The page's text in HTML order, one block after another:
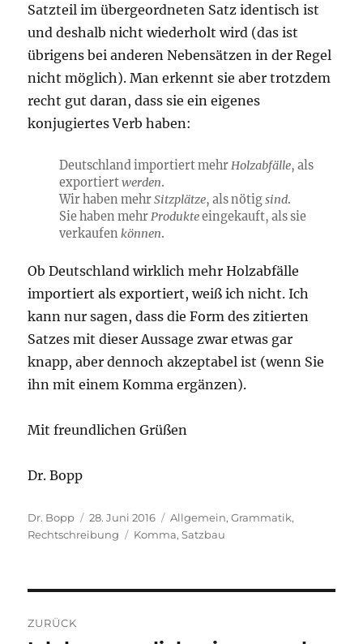
Satzteil im übergeordneten Satz identisch ist
und deshalb nicht wiederholt wird (das ist
übrigens bei anderen Nebensätzen in der Regel
nicht möglich). Man erkennt sie aber trotzdem
recht gut daran, dass sie ein eigenes
konjugiertes Verb haben:
Deutschland importiert mehrHolzabfälle, als
exportiertwerden.
Wir haben mehrSitzplätze, als nötigsind.
Sie haben mehrProdukteeingekauft, als sie
verkaufen können.
Ob Deutschland wirklich mehr Holzabfälle
importiert als exportiert, weiß ich nicht. Ich
kann nur sagen, dass die Form des zitierten
Satzes mit dieser Aussage zwar etwas gar
knapp, aber dennoch akzeptabel ist (wenn Sie
ihn mit einem Komma ergänzen).
Mit freundlichen Grüßen
Dr. Bopp
Autor
Dr. Bopp
Veröffentlicht
am
28. Juni 2016 Kategorien
Allgemein,Grammatik,
Rechtschreibung
Schlagwörter
Komma,Satzbau
ZURÜCK